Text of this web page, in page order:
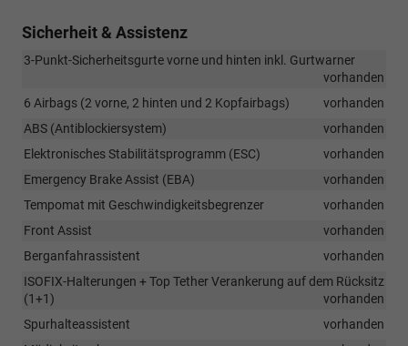
Sicherheit & Assistenz
3-Punkt-Sicherheitsgurte vorne und hinten inkl. Gurtwarner
vorhanden
6 Airbags (2 vorne, 2 hinten und 2 Kopfairbags)
vorhanden
ABS (Antiblockiersystem)
vorhanden
Elektronisches Stabilitätsprogramm (ESC)
vorhanden
Emergency Brake Assist (EBA)
vorhanden
Tempomat mit Geschwindigkeitsbegrenzer
vorhanden
Front Assist
vorhanden
Berganfahrassistent
vorhanden
ISOFIX-Halterungen + Top Tether Verankerung auf dem Rücksitz
(1+1)
vorhanden
Spurhalteassistent
vorhanden